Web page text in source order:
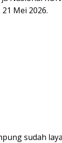
Mei 2026.
sudah